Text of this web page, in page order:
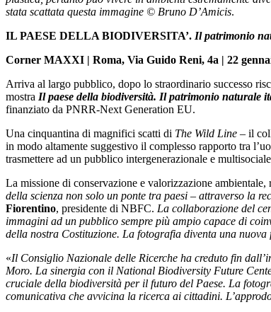
stata scattata questa immagine © Bruno D’Amicis.
IL PAESE DELLA BIODIVERSITA’. Il patrimonio
Corner MAXXI | Roma, Via Guido Reni, 4a | 22
Arriva al largo pubblico, dopo lo straordinario successo
mostra Il paese della biodiversità. Il patrimonio naturale
finanziato da PNRR-Next Generation EU.
Una cinquantina di magnifici scatti di The Wild Line – il
in modo altamente suggestivo il complesso rapporto tra
trasmettere ad un pubblico intergenerazionale e
La missione di conservazione e valorizzazione
della scienza non solo un ponte tra paesi – attraverso la
Fiorentino, presidente di NBFC. La collaborazione del
immagini ad un pubblico sempre più ampio capace di
della nostra Costituzione. La fotografia diventa una
«Il Consiglio Nazionale delle Ricerche ha creduto fin
Moro. La sinergia con il National Biodiversity Future
cruciale della biodiversità per il futuro del Paese. La
comunicativa che avvicina la ricerca ai cittadini.